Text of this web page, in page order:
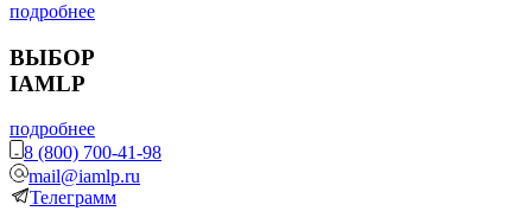
подробнее
ВЫБОР
IAMLP
подробнее
8 (800) 700-41-98
mail@iamlp.ru
Телеграмм